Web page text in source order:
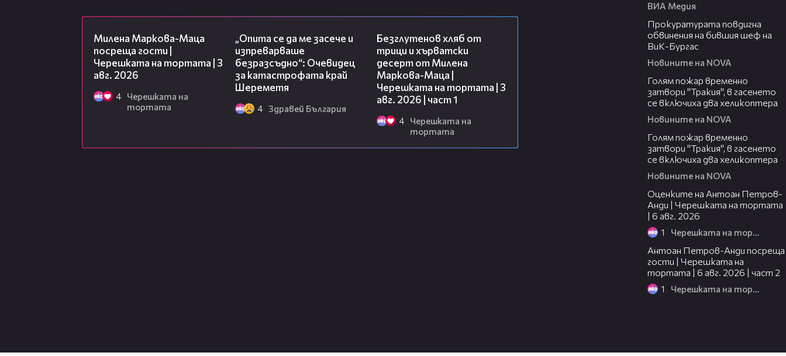
Милена Маркова-Маца
посреща гости |
Черешката на тортата | 3
авг. 2026
4
Черешката на
тортата
„Опита се да ме засече и
изпреварваше
безразсъдно“: Очевидец
за катастрофата край
Шереметя
4 Здравей България
Безглутенов хляб от
трици и хърватски
десерт от Милена
Маркова-Маца |
Черешката на тортата | 3
авг. 2026 | част 1
4
Черешката на
тортата
ВИА Медия
Прокуратурата повдигна
обвинения на бившия шеф на
ВиК-Бургас
Новините на NOVA
Голям пожар временно
затвори "Тракия", в гасенето
се включиха два хеликоптера
Новините на NOVA
Голям пожар временно
затвори "Тракия", в гасенето
се включиха два хеликоптера
Новините на NOVA
Оценките на Антоан Петров-
Анди | Черешката на тортата
| 6 авг. 2026
1 Черешката на тортата
Антоан Петров-Анди посреща
гости | Черешката на
тортата | 6 авг. 2026 | част 2
1 Черешката на тортата